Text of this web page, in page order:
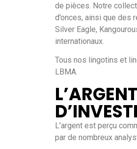
de pièces. Notre
d’onces, ainsi que
Silver Eagle,
internationaux.
Tous nos lingotins et
LBMA.
L’argent est perçu
par de nombreux